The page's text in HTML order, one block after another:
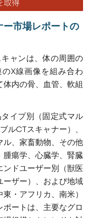
市場レポートの
ャンは、体の周囲の
X線画像を組み合わ
内の骨、血管、軟組
イプ別（固定式マル
ルCTスキャナー）、
ル、家畜動物、その他
瘍学、心臓学、腎臓
ドユーザー別（獣医
ーザー）、および地域
・アフリカ、南米）
ートは、主要なグロ